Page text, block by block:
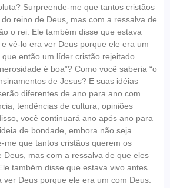
Surpreende-me que tantos cristãos
reino de Deus, mas com a ressalva de
o rei. Ele também disse que estava
vê-lo era ver Deus porque ele era um
então um líder cristão rejeitado
é boa”? Como você saberia “o
de Jesus? E suas idéias
diferentes de ano para ano com
tendências de cultura, opiniões
você continuará ano após ano para
de bondade, embora não seja
me que tantos cristãos querem os
Deus, mas com a ressalva de que eles
também disse que estava vivo antes
ver Deus porque ele era um com Deus.